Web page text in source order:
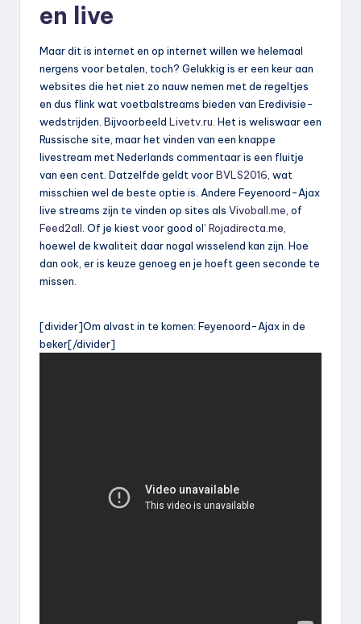
en live
Maar dit is internet en op internet willen we helemaal
nergens voor betalen, toch? Gelukkig is er een keur aan
websites die het niet zo nauw nemen met de regeltjes
en dus flink wat voetbalstreams bieden van Eredivisie-
wedstrijden. Bijvoorbeeld Livetv.ru. Het is weliswaar een
Russische site, maar het vinden van een knappe
livestream met Nederlands commentaar is een fluitje
van een cent. Datzelfde geldt voorBVLS2016, wat
misschien wel de beste optie is. Andere Feyenoord-Ajax
live streams zijn te vinden op sites als Vivoball.me, of
Feed2all. Of je kiest voor good ol’ Rojadirecta.me,
hoewel de kwaliteit daar nogal wisselend kan zijn. Hoe
dan ook, er is keuze genoeg en je hoeft geen seconde te
missen.
[divider]Om alvast in te komen: Feyenoord-Ajax in de
beker[/divider]